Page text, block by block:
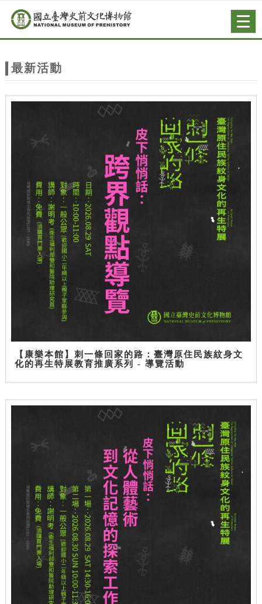
站
主
跳到主要內容
網站導覽
最新活動
【康樂本館】刺一條回家的路：臺灣原住民族紋身文
化的再生特展教育推廣系列 - 導覽活動